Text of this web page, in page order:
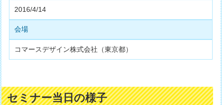
2016/4/14
会場
コマースデザイン株式会社（東京都）
セミナー当日の様子